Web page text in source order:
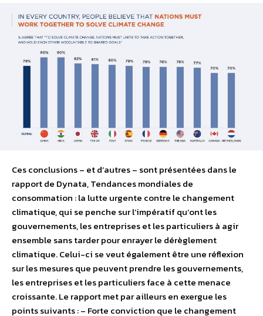
Ces conclusions – et d’autres – sont présentées dans le
rapport de Dynata, Tendances mondiales de
consommation : la lutte urgente contre le changement
climatique, qui se penche sur l’impératif qu’ont les
gouvernements, les entreprises et les particuliers à agir
ensemble sans tarder pour enrayer le dérèglement
climatique. Celui-ci se veut également être une réflexion
sur les mesures que peuvent prendre les gouvernements,
les entreprises et les particuliers face à cette menace
croissante. Le rapport met par ailleurs en exergue les
points suivants : – Forte conviction que le changement